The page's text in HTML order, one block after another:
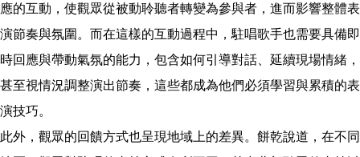
應的互動，使觀眾從被動聆聽者轉變為參與者，進而影響整體表
演節奏與氛圍。而在這樣的互動過程中，駐唱歌手也需要具備即
時回應與帶動氣氛的能力，包含如何引導對話、延續現場情緒，
甚至視情況調整演出節奏，這些都成為他們必須學習與累積的表
演技巧。
此外，觀眾的回饋方式也呈現地域上的差異。餅乾說道，在不同